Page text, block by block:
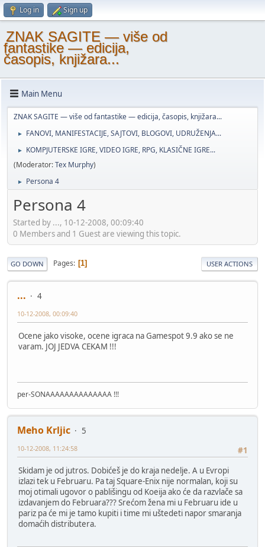
Log in Sign up
ZNAK SAGITE — više od
fantastike — edicija,
časopis, knjižara...
Main Menu
ZNAK SAGITE — više od fantastike — edicija, časopis, knjižara...
► FANOVI, MANIFESTACIJE, SAJTOVI, BLOGOVI, UDRUŽENJA...
►
KOMPJUTERSKE IGRE, VIDEO IGRE, RPG, KLASIČNE IGRE...
(Moderator:Tex Murphy)
► Persona 4
Persona 4
Started by ..., 10-12-2008, 00:09:40
0 Members and 1 Guest are viewing this topic.
GO DOWN Pages 1 USER ACTIONS
... 4
10-12-2008, 00:09:40
Ocene jako visoke, ocene igraca na Gamespot 9.9 ako se ne
varam. JOJ JEDVA CEKAM !!!
per-SONAAAAAAAAAAAAAA !!!
Meho Krljic
5
#1
10-12-2008, 11:24:58
Skidam je od jutros. Dobićeš je do kraja nedelje. A u Evropi
izlazi tek u Februaru. Pa taj Square-Enix nije normalan, koji su
moj otimali ugovor o pablišingu od Koeija ako će da razvlače sa
izdavanjem do Februara??? Srećom žena mi u Februaru ide u
pariz pa će mi je tamo kupiti i time mi uštedeti napor smaranja
domaćih distributera.